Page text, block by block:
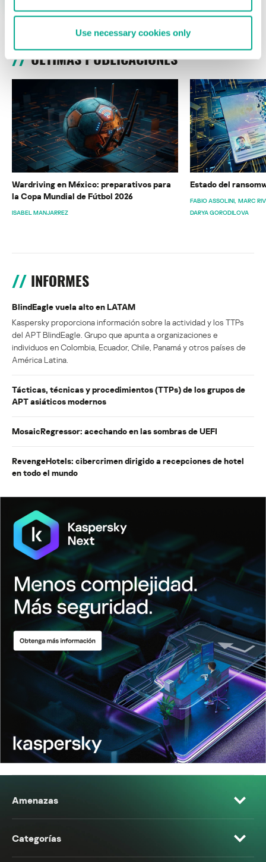
Use necessary cookies only
ÚLTIMAS PUBLICACIONES
Wardriving en México: preparativos para
la Copa Mundial de Fútbol 2026
ISABEL MANJARREZ
Estado del
FABIO ASSOLINI MARC
DARYA GORODILOVA
INFORMES
BlindEagle vuela alto en LATAM
Kaspersky proporciona información sobre la actividad y los TTPs
del APT BlindEagle. Grupo que apunta a organizaciones e
individuos en Colombia, Ecuador, Chile, Panamá y otros países de
América Latina.
Tácticas, técnicas y procedimientos (TTPs) de los grupos de
APT asiáticos modernos
MosaicRegressor: acechando en las sombras de UEFI
RevengeHotels: cibercrimen dirigido a recepciones de hotel
en todo el mundo
Amenazas
Categorías